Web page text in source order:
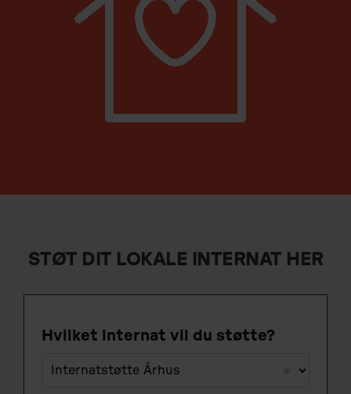
STØT DIT LOKALE INTERNAT HER